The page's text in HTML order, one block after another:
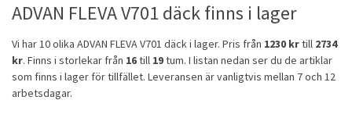
ADVAN FLEVA V701 däck finns i lager
Vi har 10 olika ADVAN FLEVA V701 däck i lager. Pris från 1230 krtill 2734
kr. Finns i storlekar från 16till 19tum. I listan nedan ser du de artiklar
som finns i lager för tillfället. Leveransen är vanligtvis mellan 7 och 12
arbetsdagar.